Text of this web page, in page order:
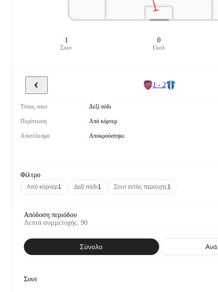
1
Σουτ
0
Γκολ
1 - 2
Τύπος σουτ Δεξί πόδι
Περίπτωση Από κόρνερ
Αποτέλεσμα Αποκρούστηκε
Φίλτρο
Από κόρνερ1 Δεξί πόδι1 Σουτ εντός περιοχής1
Απόδοση περιόδου
Λεπτά συμμετοχής: 90
Σύνολο
Σουτ